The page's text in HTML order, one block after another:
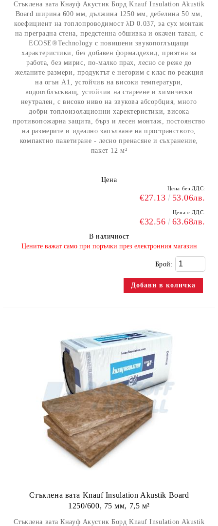
Стъклена вата Кнауф Акустик Борд Knauf Insulation Akustik
Board ширина 600 мм, дължина 1250 мм, дебелина 50 мм,
коефициент на топлопроводимост λD 0.037, за сух монтаж
на преграднa стена, предстенна обшивка и окачен таван, с
ЕCOSE®Technology с повишени звукопоглъщащи
характеристики, без добавен формалдехид, приятна за
работа, без мирис, по-малко прах, лесно се реже до
желаните размери, продуктът е негорим с клас по реакция
на огън А1, устойчив на високи температури,
водоотблъскващ, устойчив на стареене и химически
неутрален, с високо ниво на звукова абсорбция, много
добри топлоизолационни харектеристики, висока
противопожарна защита, бърз и лесен монтаж, постоянство
на размерите и идеално запълване на пространството,
компактно пакетиране - лесно пренасяне и съхранение,
пакет 12 м²
Цена
Цена без ДДС:
€27.13 53.06лв.
Цена с ДДС:
€32.56 63.68лв.
В наличност
​Цените важат само при поръчки през електронния магазин
Брой:
Стъклена вата Knauf Insulation Akustik Board
1250/600, 75 мм, 7,5 м²
Стъклена вата Кнауф Акустик Борд Knauf Insulation Akustik